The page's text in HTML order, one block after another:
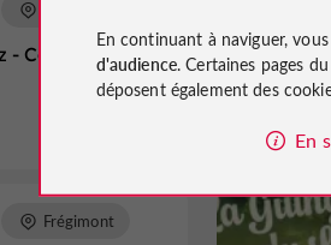
- Camarillo
Frégimont
En continuant à naviguer,
d'audience. Certaines pages
déposent également des
En